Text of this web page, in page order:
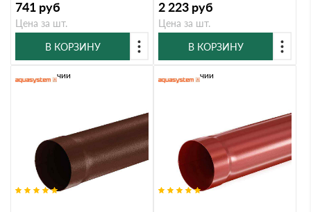
741 руб
Цена за шт.
В КОРЗИНУ
2 223 руб
Цена за шт.
В КОРЗИНУ
В наличии В наличии